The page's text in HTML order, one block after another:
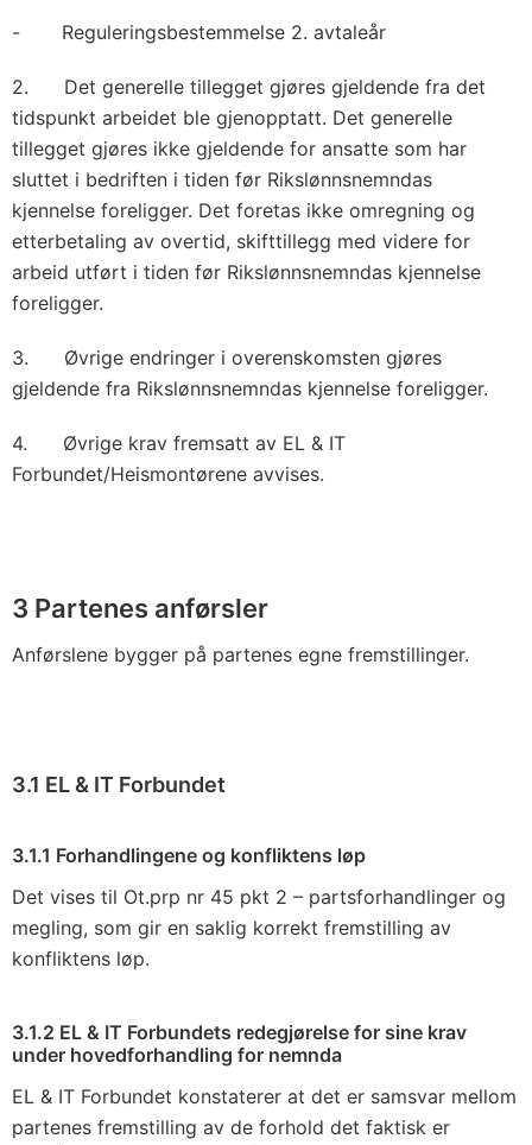
- Reguleringsbestemmelse 2. avtaleår
2. Det generelle tillegget gjøres gjeldende fra det
tidspunkt arbeidet ble gjenopptatt. Det generelle
tillegget gjøres ikke gjeldende for ansatte som har
sluttet i bedriften i tiden før Rikslønnsnemndas
kjennelse foreligger. Det foretas ikke omregning og
etterbetaling av overtid, skifttillegg med videre for
arbeid utført i tiden før Rikslønnsnemndas kjennelse
foreligger.
3. Øvrige endringer i overenskomsten gjøres
gjeldende fra Rikslønnsnemndas kjennelse foreligger.
4. Øvrige krav fremsatt av EL & IT
Forbundet/Heismontørene avvises.
3 Partenes anførsler
Anførslene bygger på partenes egne fremstillinger.
3.1 EL & IT Forbundet
3.1.1 Forhandlingene og konfliktens løp
Det vises til Ot.prp nr 45 pkt 2 – partsforhandlinger og
megling, som gir en saklig korrekt fremstilling av
konfliktens løp.
3.1.2 EL & IT Forbundets redegjørelse for sine krav
under hovedforhandling for nemnda
EL & IT Forbundet konstaterer at det er samsvar mellom
partenes fremstilling av de forhold det faktisk er